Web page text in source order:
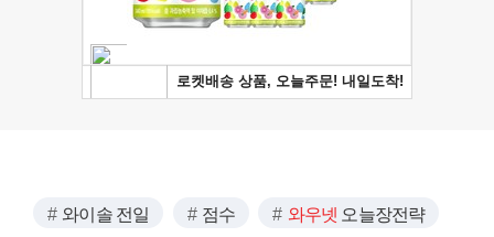
와이솔 전일 점수 와우넷 오늘장전략